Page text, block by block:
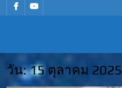
รายการรายการ
วัน:15 ตุลาคม 2025